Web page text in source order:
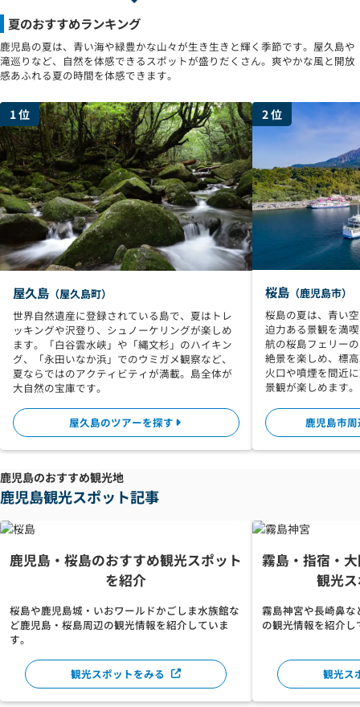
夏のおすすめランキング
鹿児島の夏は、青い海や緑豊かな山々が生き生きと輝く季節です。屋久島や
滝巡りなど、自然を体感できるスポットが盛りだくさん。爽やかな風と開放
感あふれる夏の時間を体感できます。
屋久島 （屋久島町）
世界自然遺産に登録されている島で、夏はトレ
ッキングや沢登り、シュノーケリングが楽しめ
ます。「白谷雲水峡」や「縄文杉」のハイキン
グ、「永田いなか浜」でのウミガメ観察など、
夏ならではのアクティビティが満載。島全体が
大自然の宝庫です。
屋久島のツアーを探す
桜島（鹿児島市）
桜島の夏は、青い
迫力ある景観を満
航の桜島フェリー
絶景を楽しめ、標
火口や噴煙を間近
景観が楽しめます。
鹿児島市
鹿児島のおすすめ観光地
鹿児島観光スポット記事
鹿児島・桜島のおすすめ観光スポット
を紹介
桜島や鹿児島城・いおワールドかごしま水族館な
ど鹿児島・桜島周辺の観光情報を紹介していま
す。
観光スポットをみる
霧島・指宿・
観光
霧島神宮や長崎鼻
の観光情報を紹介し
観光ス